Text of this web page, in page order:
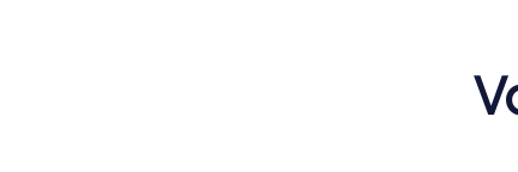
gemeinsame Lösung von Aufgaben
Ein Teamevent in Schwechat inspiriert